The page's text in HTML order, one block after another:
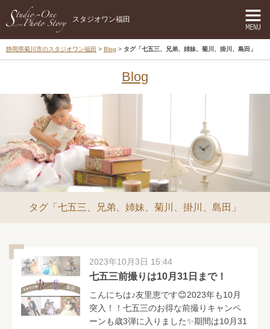
スタジオワン福田
静岡県菊川市のスタジオワン福田 Blog タグ「七五三、兄弟、姉妹、菊川、掛川、島田」
Blog
タグ「七五三、兄弟、姉妹、菊川、掛川、島田」
2023年10月3日 15:44
七五三前撮りは10月31日まで！
こんにちは♪友里恵です😊2023年も10月
突入！！七五三のお得な前撮りキャンペ
ーンも歳3弾に入りました✨期間は10月31